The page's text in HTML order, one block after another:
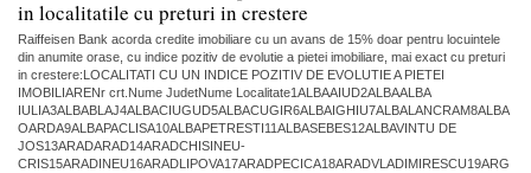
in localitatile cu preturi in crestere
Raiffeisen Bank acorda credite imobiliare cu un avans de 15% doar pentru locuintele
din anumite orase, cu indice pozitiv de evolutie a pietei imobiliare, mai exact cu preturi
in crestere:LOCALITATI CU UN INDICE POZITIV DE EVOLUTIE A PIETEI
IMOBILIARENr crt.Nume JudetNume Localitate1ALBAAIUD2ALBAALBA
IULIA3ALBABLAJ4ALBACIUGUD5ALBACUGIR6ALBAIGHIU7ALBALANCRAM8ALBA
OARDA9ALBAPACLISA10ALBAPETRESTI11ALBASEBES12ALBAVINTU DE
JOS13ARADARAD14ARADCHISINEU-
CRIS15ARADINEU16ARADLIPOVA17ARADPECICA18ARADVLADIMIRESCU19ARG